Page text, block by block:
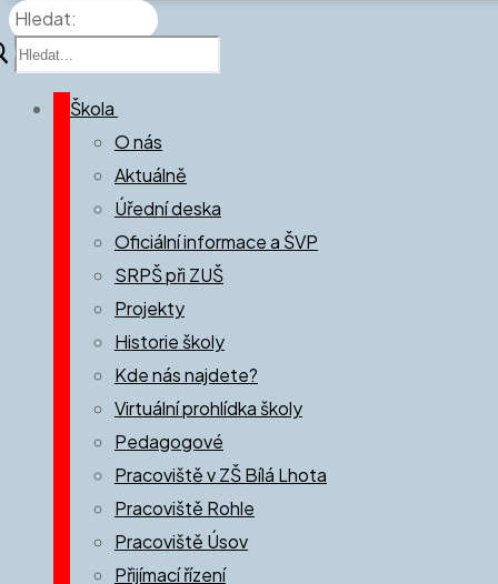
Hledat:
Škola
O nás
Aktuálně
Úřední deska
Oficiální informace a ŠVP
SRPŠ při ZUŠ
Projekty
Historie školy
Kde nás najdete?
Virtuální prohlídka školy
Pedagogové
Pracoviště v ZŠ Bílá Lhota
Pracoviště Rohle
Pracoviště Úsov
Přijímací řízení